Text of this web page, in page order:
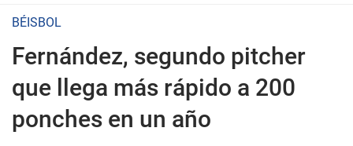
BÉISBOL
Fernández, segundo pitcher
que llega más rápido a 200
ponches en un año